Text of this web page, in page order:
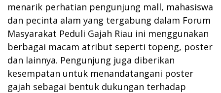
menarik perhatian pengunjung mall, mahasiswa
dan pecinta alam yang tergabung dalam Forum
Masyarakat Peduli Gajah Riau ini menggunakan
berbagai macam atribut seperti topeng, poster
dan lainnya. Pengunjung juga diberikan
kesempatan untuk menandatangani poster
gajah sebagai bentuk dukungan terhadap